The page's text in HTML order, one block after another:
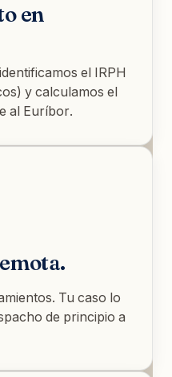
en
el IRPH
y calculamos el
al Euríbor.
Tu caso lo
de principio a